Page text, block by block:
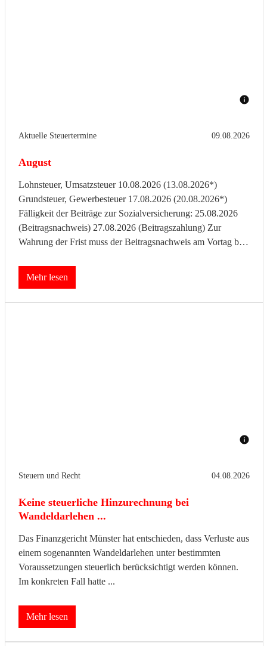
Aktuelle Steuertermine 09.08.2026
August
Lohnsteuer, Umsatzsteuer 10.08.2026 (13.08.2026*)
Grundsteuer, Gewerbesteuer 17.08.2026 (20.08.2026*)
Fälligkeit der Beiträge zur Sozialversicherung: 25.08.2026
(Beitragsnachweis) 27.08.2026 (Beitragszahlung) Zur
Wahrung der Frist muss der Beitragsnachweis am Vortag bis
Mehr lesen
Steuern und Recht 04.08.2026
Keine steuerliche Hinzurechnung bei
Wandeldarlehen ...
Das Finanzgericht Münster hat entschieden, dass Verluste aus
einem sogenannten Wandeldarlehen unter bestimmten
Voraussetzungen steuerlich berücksichtigt werden können.
Im konkreten Fall hatte ...
Mehr lesen